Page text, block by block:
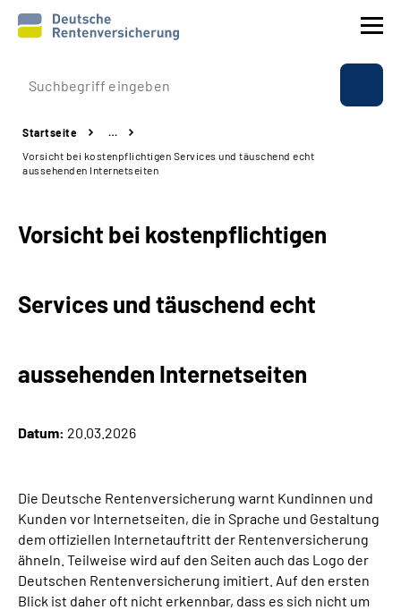
Prävention
Reha
Beratung & Kontakt
Experten
Suche
Language
Inhalte in Gebärdensprache (DGS)
Leichte Sprache
Startseite
…
Vorsicht bei kostenpflichtigen Services und täuschend echt
aussehenden Internetseiten
Vorsicht bei kostenpflichtigen
Services und täuschend echt
aussehenden Internetseiten
Datum: 20.03.2026
Die Deutsche Rentenversicherung warnt Kundinnen und
Kunden vor Internetseiten, die in Sprache und Gestaltung
dem offiziellen Internetauftritt der Rentenversicherung
ähneln. Teilweise wird auf den Seiten auch das Logo der
Deutschen Rentenversicherung imitiert. Auf den ersten
Blick ist daher oft nicht erkennbar, dass es sich nicht um